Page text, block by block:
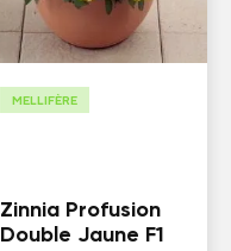
MELLIFÈRE
Zinnia Profusion
Double Jaune F1